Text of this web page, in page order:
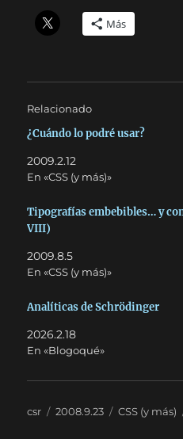
Más
Relacionado
¿Cuándo lo podré usar?
2009.2.12
En «CSS (y más)»
Tipografías embebibles… y
VIII)
2009.8.5
En «CSS (y más)»
Analíticas de Schrödinger
2026.2.18
En «Blogoqué»
Autor
csr
Publicado
2008.9.23 Categorías
CSS (y más)